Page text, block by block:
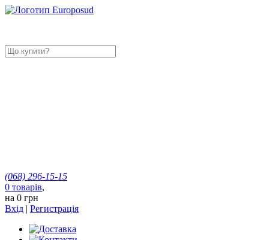
(068) 296-15-15
0 товарів,
на 0 грн
Вхід | Регистрація